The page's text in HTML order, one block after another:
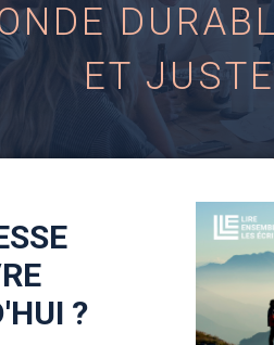
ET JUSTE
ESTIVALE
Baudot sur l'IA